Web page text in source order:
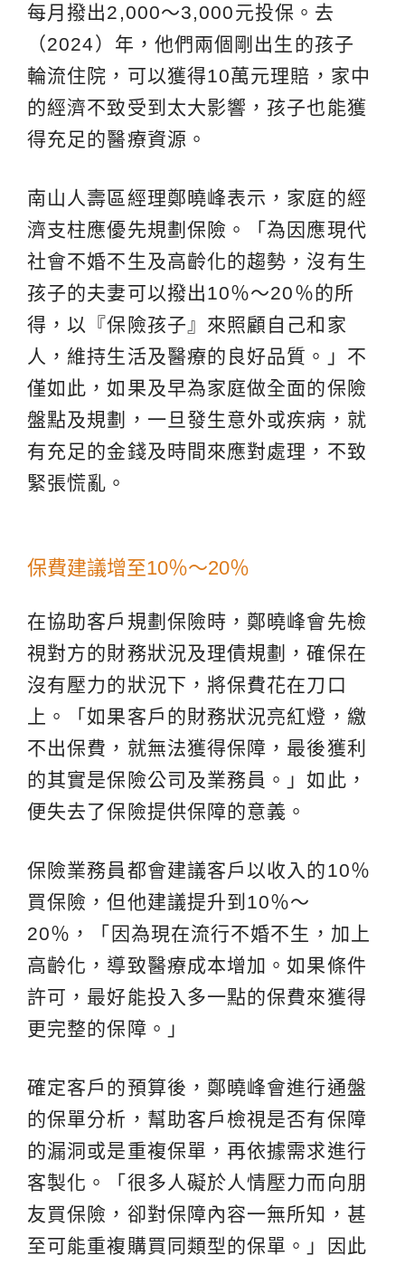
每月撥出2,000～3,000元投保。去
（2024）年，他們兩個剛出生的孩子
輪流住院，可以獲得10萬元理賠，家中
的經濟不致受到太大影響，孩子也能獲
得充足的醫療資源。
南山人壽區經理鄭曉峰表示，家庭的經
濟支柱應優先規劃保險。「為因應現代
社會不婚不生及高齡化的趨勢，沒有生
孩子的夫妻可以撥出10％～20％的所
得，以『保險孩子』來照顧自己和家
人，維持生活及醫療的良好品質。」不
僅如此，如果及早為家庭做全面的保險
盤點及規劃，一旦發生意外或疾病，就
有充足的金錢及時間來應對處理，不致
緊張慌亂。
保費建議增至10％～20％
在協助客戶規劃保險時，鄭曉峰會先檢
視對方的財務狀況及理債規劃，確保在
沒有壓力的狀況下，將保費花在刀口
上。「如果客戶的財務狀況亮紅燈，繳
不出保費，就無法獲得保障，最後獲利
的其實是保險公司及業務員。」如此，
便失去了保險提供保障的意義。
保險業務員都會建議客戶以收入的10％
買保險，但他建議提升到10％～
20％，「因為現在流行不婚不生，加上
高齡化，導致醫療成本增加。如果條件
許可，最好能投入多一點的保費來獲得
更完整的保障。」
確定客戶的預算後，鄭曉峰會進行通盤
的保單分析，幫助客戶檢視是否有保障
的漏洞或是重複保單，再依據需求進行
客製化。「很多人礙於人情壓力而向朋
友買保險，卻對保障內容一無所知，甚
至可能重複購買同類型的保單。」因此